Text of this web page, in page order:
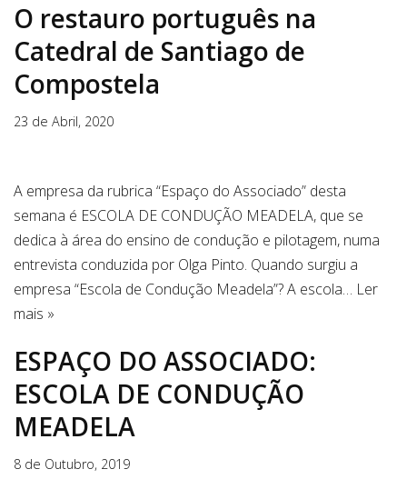
O restauro português na
Catedral de Santiago de
Compostela
23 de Abril, 2020
A empresa da rubrica “Espaço do Associado” desta
semana é ESCOLA DE CONDUÇÃO MEADELA, que se
dedica à área do ensino de condução e pilotagem, numa
entrevista conduzida por Olga Pinto. Quando surgiu a
empresa “Escola de Condução Meadela”? A escola… Ler
mais »
ESPAÇO DO ASSOCIADO:
ESCOLA DE CONDUÇÃO
MEADELA
8 de Outubro, 2019